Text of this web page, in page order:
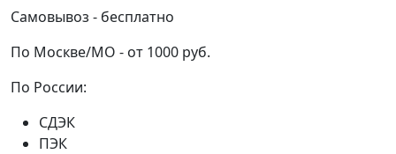
Самовывоз - бесплатно
По Москве/МО - от 1000 руб.
По России:
СДЭК
ПЭК